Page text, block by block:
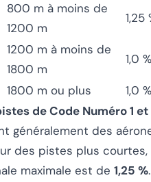
800 m à moins de
1200 m
1,25
1200 m à moins de
1800 m
1,0 %
1800 m ou plus
1,0 %
de Code Numéro 1 et
généralement des
des pistes plus courtes,
maximale est de 1,25 %